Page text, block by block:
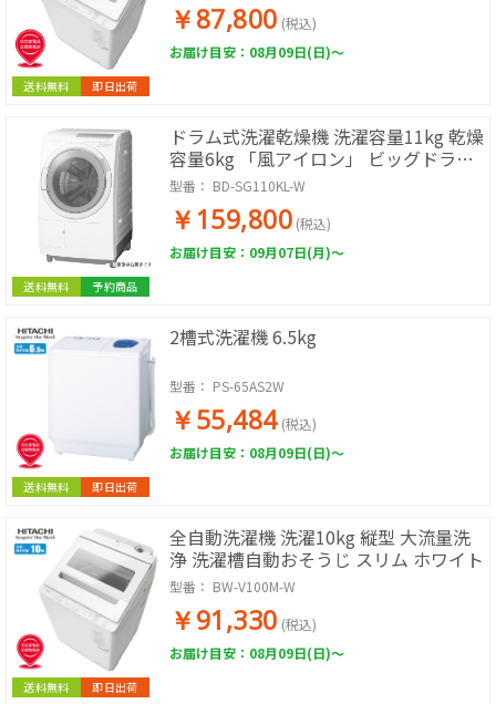
送料無料 即日出荷
￥87,800 (税込)
お届け目安：08月09日(日)～
送料無料 予約商品
ドラム式洗濯乾燥機 洗濯容量11kg 乾燥
容量6kg 「風アイロン」 ビッグドラム
(ホワイト)【日本製】
型番： BD-SG110KL-W
￥159,800 (税込)
お届け目安：09月07日(月)～
送料無料 即日出荷
2槽式洗濯機 6.5kg
型番： PS-65AS2W
￥55,484 (税込)
お届け目安：08月09日(日)～
送料無料 即日出荷
全自動洗濯機 洗濯10kg 縦型 大流量洗
浄 洗濯槽自動おそうじ スリム ホワイト
型番： BW-V100M-W
￥91,330 (税込)
お届け目安：08月09日(日)～